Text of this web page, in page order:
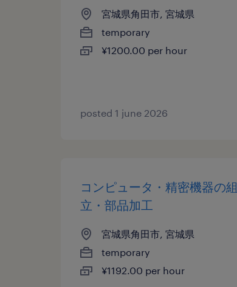
宮城県角田市, 宮城県
temporary
¥1200.00 per hour
posted 1 june 2026
コンピュータ・精密機器の組
立・部品加工
宮城県角田市, 宮城県
temporary
¥1192.00 per hour